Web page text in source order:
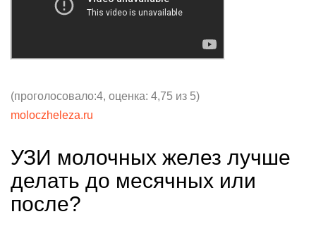
(проголосовало:4, оценка: 4,75 из 5)
moloczheleza.ru
УЗИ молочных желез лучше
делать до месячных или
после?